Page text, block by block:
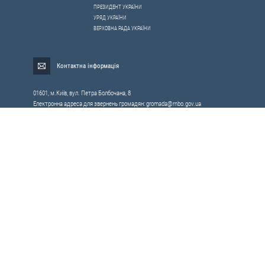
ПРЕЗИДЕНТ УКРАЇНИ
УРЯД УКРАЇНИ
ВЕРХОВНА РАДА УКРАЇНИ
Контактна інформація
01601, м.Київ, вул. Петра Болбочана, 8
Електронна адреса для звернень громадян:gromada@rnbo.gov.ua